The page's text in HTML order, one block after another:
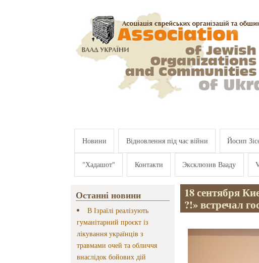
Новини Відновлення під час війни Йосип
"Хадашот" Контакти Эксклюзив Вааду
Останні новини
В Ізраїлі реалізують
гуманітарний проєкт із
лікування українців з
травмами очей та обличчя
внаслідок бойових дій
18 сентября
?!» встречал